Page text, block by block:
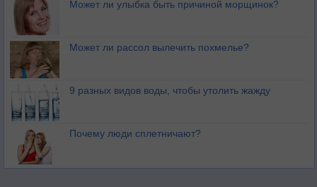
Может ли улыбка быть причиной морщинок?
Может ли рассол вылечить похмелье?
9 разных видов воды, чтобы утолить жажду
Почему люди сплетничают?